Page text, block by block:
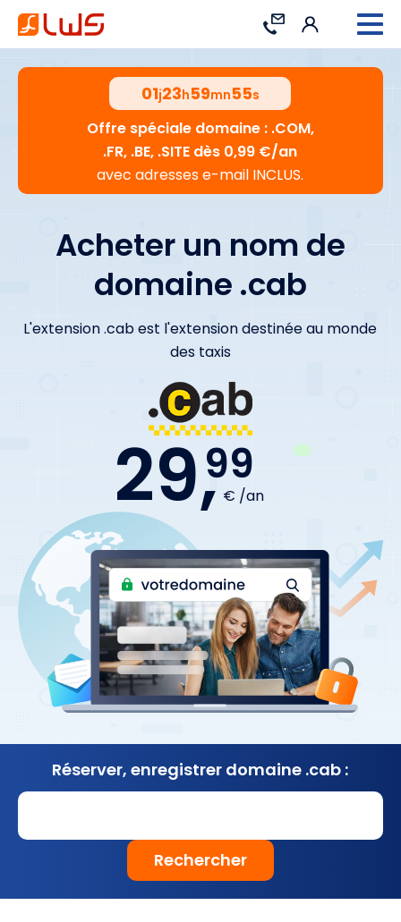
Contact Connexion
01j23h59mn54s
Offre spéciale domaine : .COM,
.FR, .BE, .SITE dès 0,99 €/an
avec adresses e-mail INCLUS.
Acheter un nom de
domaine .cab
L'extension .cab est l'extension destinée au monde
des taxis
29,99
€ /an
Réserver, enregistrer domaine .cab :
Rechercher